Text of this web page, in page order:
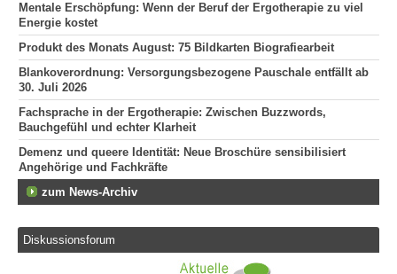
Mentale Erschöpfung: Wenn der Beruf der Ergotherapie zu viel
Energie kostet
Produkt des Monats August: 75 Bildkarten Biografiearbeit
Blankoverordnung: Versorgungsbezogene Pauschale entfällt ab
30. Juli 2026
Fachsprache in der Ergotherapie: Zwischen Buzzwords,
Bauchgefühl und echter Klarheit
Demenz und queere Identität: Neue Broschüre sensibilisiert
Angehörige und Fachkräfte
zum News-Archiv
Diskussionsforum